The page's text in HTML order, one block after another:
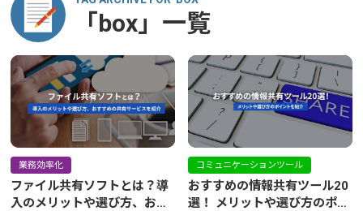
「box」一覧
業務効率化
ファイル共有ソフトとは？導
入のメリットや選び方、おす
コミュニケーションツール
おすすめの情報共有ツール20
選！ メリットや選び方のポイ